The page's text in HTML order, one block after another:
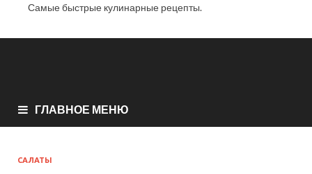
Самые быстрые кулинарные рецепты.
ГЛАВНОЕ МЕНЮ
САЛАТЫ